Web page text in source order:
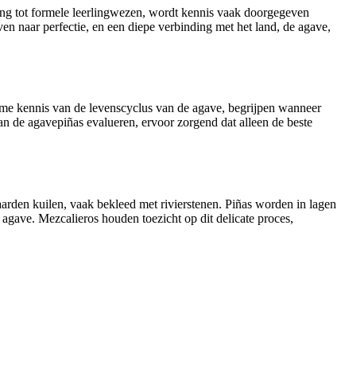
tot formele leerlingwezen, wordt kennis vaak doorgegeven
naar perfectie, en een diepe verbinding met het land, de agave,
kennis van de levenscyclus van de agave, begrijpen wanneer
agavepiñas evalueren, ervoor zorgend dat alleen de beste
kuilen, vaak bekleed met rivierstenen. Piñas worden in lagen
Mezcalieros houden toezicht op dit delicate proces,